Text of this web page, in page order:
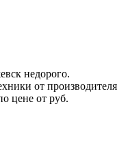
недорого.
от производителя
цене от руб.